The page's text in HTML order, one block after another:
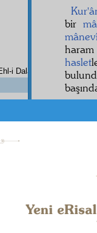
bir
haslet
i Dalalet İle Eh-i